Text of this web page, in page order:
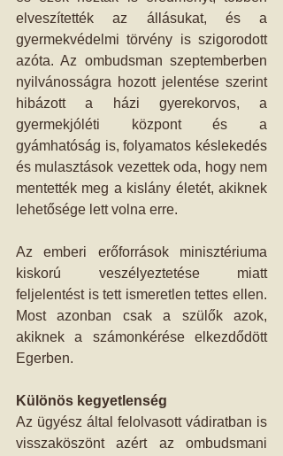
elveszítették az állásukat, és a
gyermekvédelmi törvény is szigorodott
azóta. Az ombudsman szeptemberben
nyilvánosságra hozott jelentése szerint
hibázott a házi gyerekorvos, a
gyermekjóléti központ és a
gyámhatóság is, folyamatos késlekedés
és mulasztások vezettek oda, hogy nem
mentették meg a kislány életét, akiknek
lehetősége lett volna erre.
Az emberi erőforrások minisztériuma
kiskorú veszélyeztetése miatt
feljelentést is tett ismeretlen tettes ellen.
Most azonban csak a szülők azok,
akiknek a számonkérése elkezdődött
Egerben.
Különös kegyetlenség
Az ügyész által felolvasott vádiratban is
visszaköszönt azért az ombudsmani